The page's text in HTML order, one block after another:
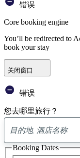
错误
Core booking engine
You’ll be redirected to
book your stay
关闭窗口
错误
您去哪里旅行？
Booking Dates